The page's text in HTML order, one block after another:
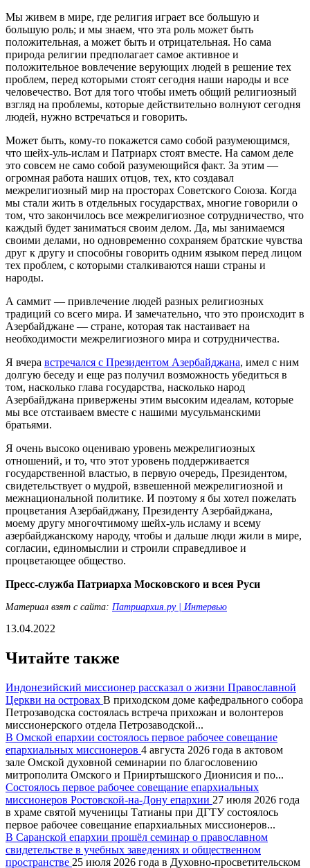
Мы живем в мире, где религия играет все большую и
большую роль; и мы знаем, что эта роль может быть
положительная, а может быть и отрицательная. Но сама
природа религии предполагает самое активное и
положительное вовлечение верующих людей в решение тех
проблем, перед которыми стоят сегодня наши народы и все
человечество. Вот для того чтобы иметь общий религиозный
взгляд на проблемы, которые действительно волнуют сегодня
людей, нужно встречаться и говорить.
Может быть, кому-то покажется само собой разумеющимся,
что шейх-уль-ислам и Патриарх стоят вместе. На самом деле
это совсем не само собой разумеющийся факт. За этим —
огромная работа наших отцов, тех, кто создавал
межрелигиозный мир на просторах Советского Союза. Когда
мы стали жить в отдельных государствах, многие говорили о
том, что закончилось все межрелигиозное сотрудничество, что
каждый будет заниматься своим делом. Да, мы занимаемся
своими делами, но одновременно сохраняем братские чувства
друг к другу и способны говорить одним языком перед лицом
тех проблем, с которыми сталкиваются наши страны и
народы.
А саммит — привлечение людей разных религиозных
традиций со всего мира. И замечательно, что это происходит в
Азербайджане — стране, которая так настаивает на
необходимости межрелигиозного мира и сотрудничества.
Я вчера встречался с Президентом Азербайджана, имел с ним
долгую беседу и еще раз получил возможность убедиться в
том, насколько глава государства, насколько народ
Азербайджана привержены этим высоким идеалам, которые
мы все отстаиваем вместе с нашими мусульманскими
братьями.
Я очень высоко оцениваю уровень межрелигиозных
отношений, и то, что этот уровень поддерживается
государственной властью, в первую очередь, Президентом,
свидетельствует о мудрой, взвешенной межрелигиозной и
межнациональной политике. И поэтому я бы хотел пожелать
процветания Азербайджану, Президенту Азербайджана,
моему другу многочтимому шейх-уль исламу и всему
азербайджанскому народу, чтобы и дальше люди жили в мире,
согласии, единомыслии и строили справедливое и
процветающее общество.
Пресс-служба Патриарха Московского и всея Руси
Материал взят с сайта: Патриархия.ру | Интервью
13.04.2022
Читайте также
Индонезийский миссионер рассказал о жизни Православной
Церкви на островах В приходском доме кафедрального собора
Петрозаводска состоялась встреча прихожан и волонтеров
миссионерского отдела Петрозаводской...
В Омской епархии состоялось первое рабочее совещание
епархиальных миссионеров 4 августа 2026 года в актовом
зале Омской духовной семинарии по благословению
митрополита Омского и Прииртышского Дионисия и по...
Состоялось первое рабочее совещание епархиальных
миссионеров Ростовской-на-Дону епархии 27 июля 2026 года
в храме святой мученицы Татианы при ДГТУ состоялось
первое рабочее совещание епархиальных миссионеров...
В Саранской епархии прошёл семинар о православном
свидетельстве в учебных заведениях и общественном
пространстве 25 июля 2026 года в Духовно-просветительском